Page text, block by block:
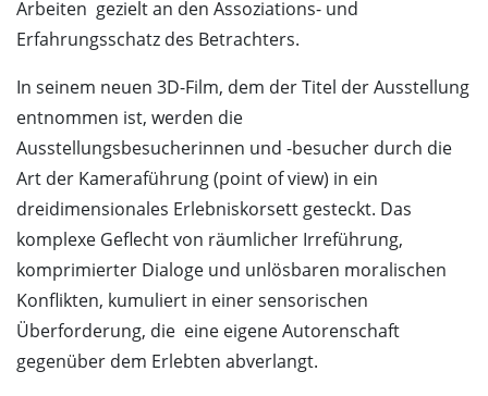
Arbeiten gezielt an den Assoziations- und
Erfahrungsschatz des Betrachters.
In seinem neuen 3D-Film, dem der Titel der Ausstellung
entnommen ist, werden die
Ausstellungsbesucherinnen und -besucher durch die
Art der Kameraführung (point of view) in ein
dreidimensionales Erlebniskorsett gesteckt. Das
komplexe Geflecht von räumlicher Irreführung,
komprimierter Dialoge und unlösbaren moralischen
Konflikten, kumuliert in einer sensorischen
Überforderung, die eine eigene Autorenschaft
gegenüber dem Erlebten abverlangt.